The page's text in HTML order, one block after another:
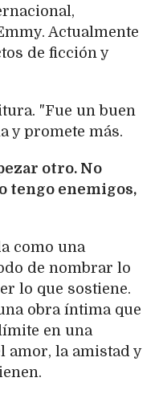
Actualmente
de ficción y
"Fue un buen
y promete más.
otro. No
tengo enemigos,
como una
de nombrar lo
lo que sostiene.
obra íntima que
en una
amor, la amistad y